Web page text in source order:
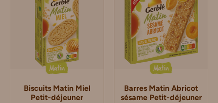
Matin
Biscuits Matin Miel
Petit-déjeuner
Matin
Barres Matin Abricot
sésame Petit-déjeuner